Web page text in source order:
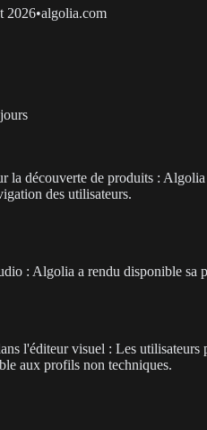
2026•algolia.com
la découverte de produits :
des utilisateurs.
: Algolia a rendu disponible sa
l'éditeur visuel : Les
aux profils non techniques.